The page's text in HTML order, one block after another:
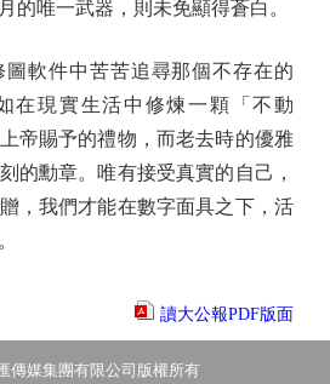
的唯一武器，則未免顯得蒼白。
軟件中苦苦追尋那個不存在的
在現實生活中修煉一顆「不動
帝賜予的禮物，而老去時的優雅
的勳章。唯有接受真實的自己，
，我們才能在數字面具之下，活
讀大公報PDF版面
傳媒集團有限公司版權所有